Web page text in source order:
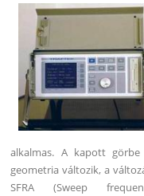
alkalmas. A kapott
geometria változik, a
SFRA (Sweep